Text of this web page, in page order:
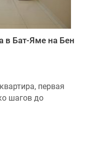
в Бат-Яме на Бен
первая
шагов до